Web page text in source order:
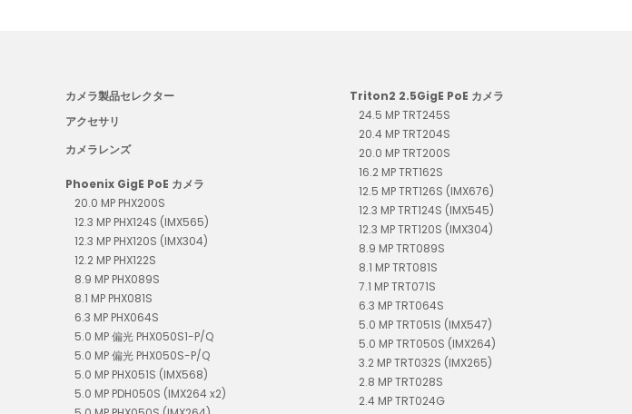
カメラ製品セレクター
アクセサリ
カメラレンズ
Phoenix GigE PoE カメラ
20.0 MP PHX200S
12.3 MP PHX124S (IMX565)
12.3 MP PHX120S (IMX304)
12.2 MP PHX122S
8.9 MP PHX089S
8.1 MP PHX081S
6.3 MP PHX064S
5.0 MP 偏光 PHX050S1-P/Q
5.0 MP 偏光 PHX050S-P/Q
5.0 MP PHX051S (IMX568)
5.0 MP PDH050S (IMX264 x2)
Triton2 2.5GigE PoE カメラ
24.5 MP TRT245S
20.4 MP TRT204S
20.0 MP TRT200S
16.2 MP TRT162S
12.5 MP TRT126S (IMX676)
12.3 MP TRT124S (IMX545)
12.3 MP TRT120S (IMX304)
8.9 MP TRT089S
8.1 MP TRT081S
7.1 MP TRT071S
6.3 MP TRT064S
5.0 MP TRT051S (IMX547)
5.0 MP TRT050S (IMX264)
3.2 MP TRT032S (IMX265)
2.8 MP TRT028S
2.4 MP TRT024G